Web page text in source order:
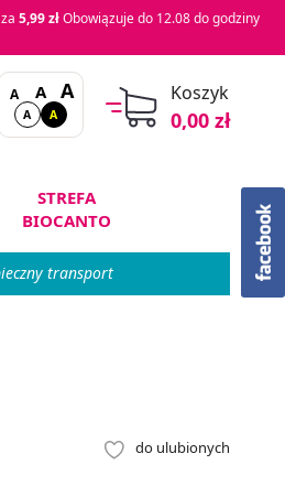
5,99 złObowiązuje do 12.08 do godziny
A A A
A A
Koszyk
0,00 zł
STREFA
BIOCANTO
transport
do ulubionych